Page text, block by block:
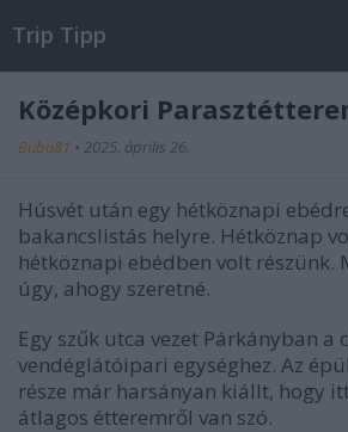
Trip Tipp
Középkori
Bubu81 • 2025. április 26.
Húsvét után egy hétköznapi
bakancslistás helyre. Hétköznap
hétköznapi ebédben volt részünk.
úgy, ahogy szeretné.
Egy szűk utca vezet Párkányban a
vendéglátóipari egységhez. Az
része már harsányan kiállt, hogy
átlagos étteremről van szó.